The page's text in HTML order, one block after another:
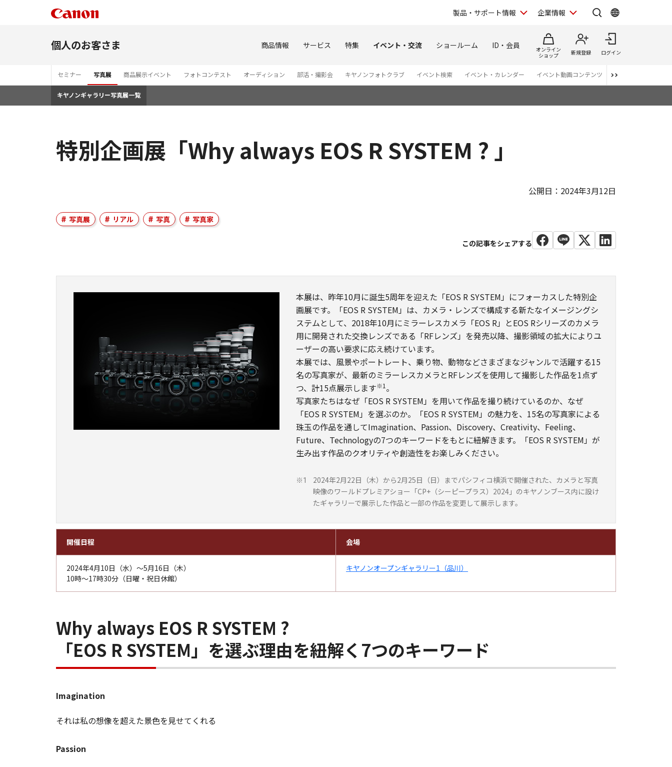
製品・サポート情報 企業情報
個人のお客さま 商品情報 サービス 特集 イベント・交流 ショールーム ID・会員
オンライン
ショップ
新規登録 ログイン
セミナー 写真展 商品展示イベント フォトコンテスト オーディション 部活・撮影会 キヤノンフォトクラブ イベント検索 イベント・カレンダー イベント動画コンテンツ 番組スタッフが語
キヤノンギャラリー写真展一覧
特別企画展「Why always EOS R SYSTEM ? 」
公開日：2024年3月12日
写真展 リアル 写真 写真家
本展は、昨年10月に誕生5周年を迎えた「EOS R SYSTEM」にフォーカスした特別企
画展です。「EOS R SYSTEM」は、カメラ・レンズで構成する新たなイメージングシ
ステムとして、2018年10月にミラーレスカメラ「EOS R」とEOS Rシリーズのカメラ
用に開発された交換レンズである「RFレンズ」を発売以降、撮影領域の拡大によりユ
ーザーの高い要求に応え続けています。
本展では、風景やポートレート、乗り物、動物などさまざまなジャンルで活躍する15
名の写真家が、最新のミラーレスカメラとRFレンズを使用して撮影した作品を1点ず
つ、計15点展示します※1 。
写真家たちはなぜ「EOS R SYSTEM」を用いて作品を撮り続けているのか、なぜ
「EOS R SYSTEM」を選ぶのか。「EOS R SYSTEM」の魅力を、15名の写真家による
珠玉の作品を通してImagination、Passion、Discovery、Creativity、Feeling、
Future、Technologyの7つのキーワードをもとに紐解きます。「EOS R SYSTEM」が
生み出す作品のクオリティや創造性をお楽しみください。
※1
2024年2月22日（木）から2月25日（日）までパシフィコ横浜で開催された、カメラと写真
映像のワールドプレミアショー「CP+（シーピープラス）2024」のキヤノンブース内に設け
たギャラリーで展示した作品と一部の作品を変更して展示します。
開催日程 会場
2024年4月10日（水）～5月16日（木）
10時～17時30分（日曜・祝日休館）
キヤノンオープンギャラリー1（品川）
Why always EOS R SYSTEM ?
「EOS R SYSTEM」を選ぶ理由を紐解く7つのキーワード
Imagination
それは私の想像を超えた景色を見せてくれる
Passion